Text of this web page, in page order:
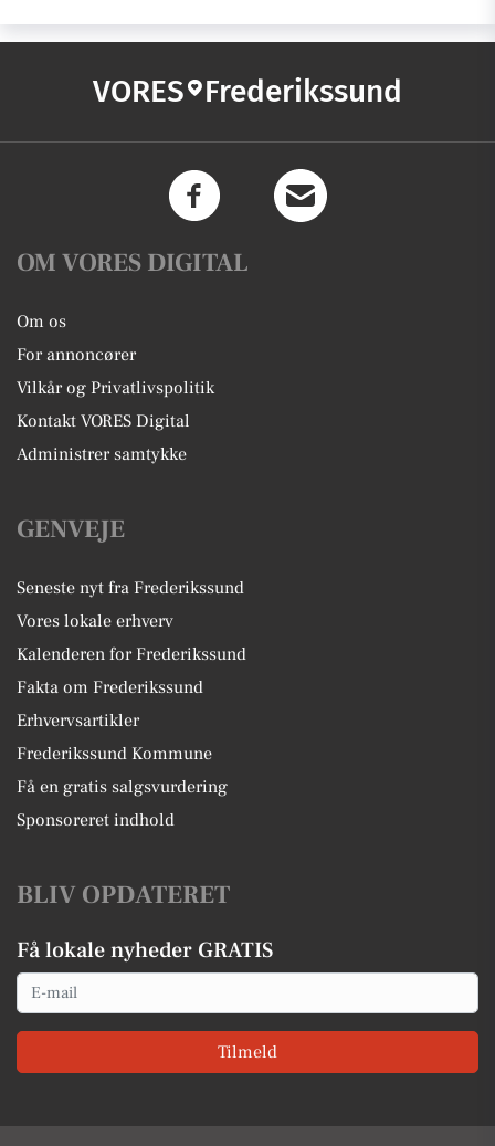
VORES Frederikssund
OM VORES DIGITAL
Om os
For annoncører
Vilkår og Privatlivspolitik
Kontakt VORES Digital
Administrer samtykke
GENVEJE
Seneste nyt fra Frederikssund
Vores lokale erhverv
Kalenderen for Frederikssund
Fakta om Frederikssund
Erhvervsartikler
Frederikssund Kommune
Få en gratis salgsvurdering
Sponsoreret indhold
BLIV OPDATERET
Få lokale nyheder GRATIS
Email
Tilmeld